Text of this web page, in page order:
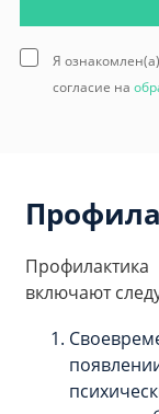
Я
согласие на
включают